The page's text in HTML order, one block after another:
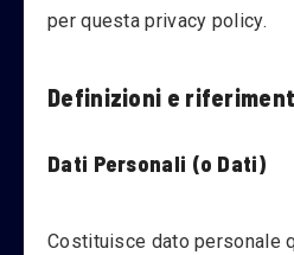
per questa privacy policy.
Definizioni e
Dati Personali (o Dati)
Costituisce dato personale